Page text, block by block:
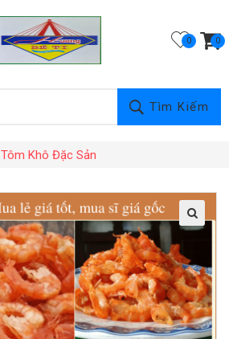
0
Tìm Kiếm
Tôm Khô Đặc Sản
🔍